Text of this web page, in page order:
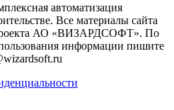
автоматизация
Все материалы сайта
АО «ВИЗАРДСОФТ». По
информации пишите